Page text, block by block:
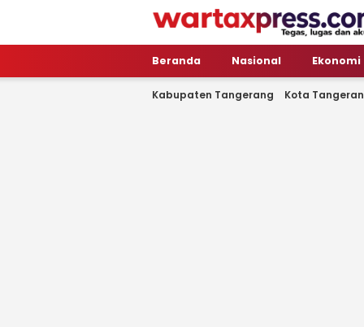
WartaXpress
Tegas, Lugas dan Akurat
Beranda Nasional Ekonomi
Kabupaten Tangerang Kota